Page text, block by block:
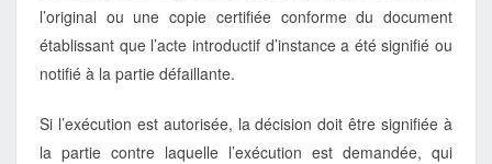
l’original ou une copie certifiée conforme du document
établissant que l’acte introductif d’instance a été signifié ou
notifié à la partie défaillante.
Si l’exécution est autorisée, la décision doit être signifiée à
la partie contre laquelle l’exécution est demandée, qui